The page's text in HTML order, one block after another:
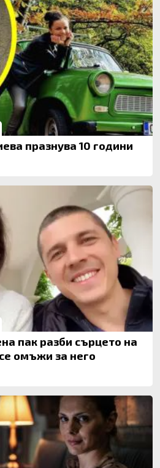
пак разби сърцето на
омъжи за него